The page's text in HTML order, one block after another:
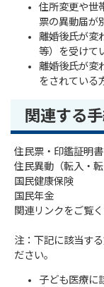
住所変更や世
票の異動届が
離婚後氏が変
等）を受けて
離婚後氏が変
をされている
関連する
住民票・印鑑証明
住民異動（転入・
国民健康保険
国民年金
関連リンクをご覧く
注：下記に該当す
ださい。
子ども医療に